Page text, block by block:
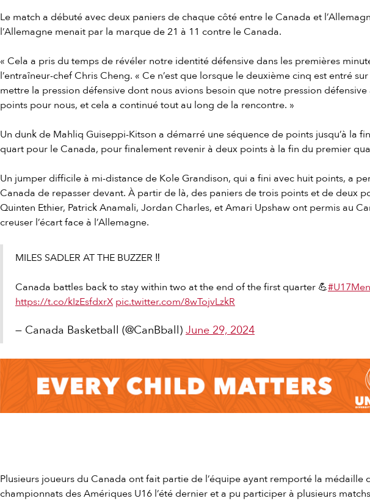
Le match a débuté avec deux paniers de chaque côté entre le Canada et
l’Allemagne menait par la marque de 21 à 11 contre le Canada.
« Cela a pris du temps de révéler notre identité défensive dans les premières
l’entraîneur-chef Chris Cheng. « Ce n’est que lorsque le deuxième cinq est entré
mettre la pression défensive dont nous avions besoin que notre pression
points pour nous, et cela a continué tout au long de la rencontre. »
Un dunk de Mahliq Guiseppi-Kitson a démarré une séquence de points jusqu’à la
quart pour le Canada, pour finalement revenir à deux points à la fin du premier
Un jumper difficile à mi-distance de Kole Grandison, qui a fini avec huit points, a
Canada de repasser devant. À partir de là, des paniers de trois points et de deux
Quinten Ethier, Patrick Anamali, Jordan Charles, et Amari Upshaw ont permis au
creuser l’écart face à l’Allemagne.
MILES SADLER AT THE BUZZER ‼️
Canada battles back to stay within two at the end of the first quarter 💪#U17Men
https://t.co/kIzEsfdxrX pic.twitter.com/8wTojvLzkR
— Canada Basketball (@CanBball) June 29, 2024
Plusieurs joueurs du Canada ont fait partie de l’équipe ayant remporté la médaille
championnats des Amériques U16 l’été dernier et a pu participer à plusieurs